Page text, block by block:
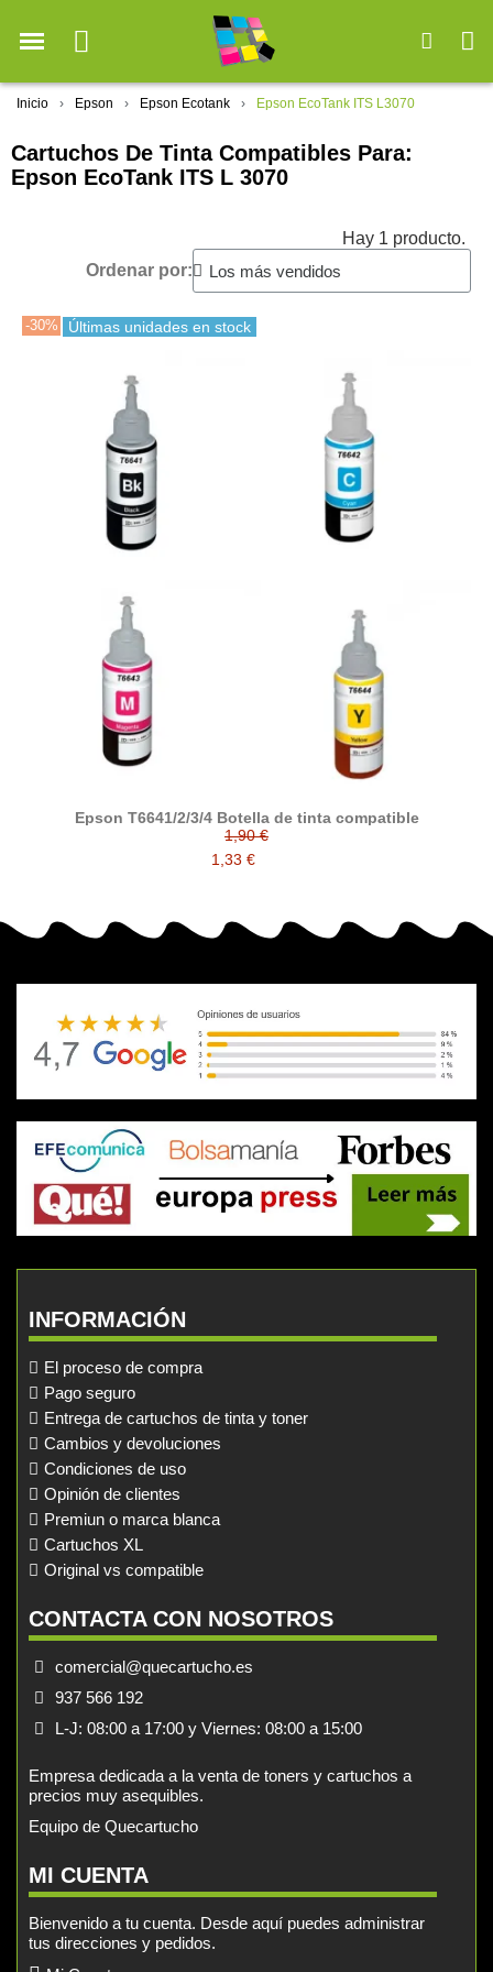
Inicio Epson Epson Ecotank Epson EcoTank ITS L3070
Cartuchos De Tinta Compatibles Para:
Epson EcoTank ITS L 3070
Hay 1 producto.
Ordenar por:
-30% Últimas unidades en stock
Epson T6641/2/3/4 Botella de tinta compatible
1,90 €
1,33 €
INFORMACIÓN
El proceso de compra
Pago seguro
Entrega de cartuchos de tinta y toner
Cambios y devoluciones
Condiciones de uso
Opinión de clientes
Premiun o marca blanca
Cartuchos XL
Original vs compatible
CONTACTA CON NOSOTROS
comercial@quecartucho.es
937 566 192
L-J: 08:00 a 17:00 y Viernes: 08:00 a 15:00
Empresa dedicada a la venta de toners y cartuchos a
precios muy asequibles.
Equipo de Quecartucho
MI CUENTA
Bienvenido a tu cuenta. Desde aquí puedes administrar
tus direcciones y pedidos.